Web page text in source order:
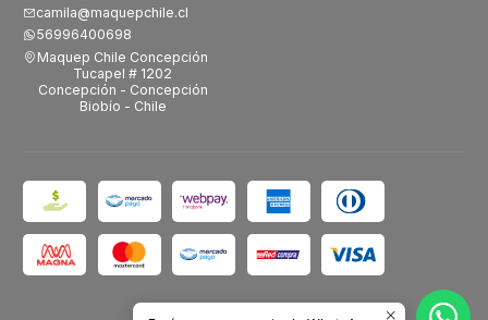
camila@maquepchile.cl
56996400698
Maquep Chile Concepción
Tucapel # 1202
Concepción - Concepción
Biobío - Chile